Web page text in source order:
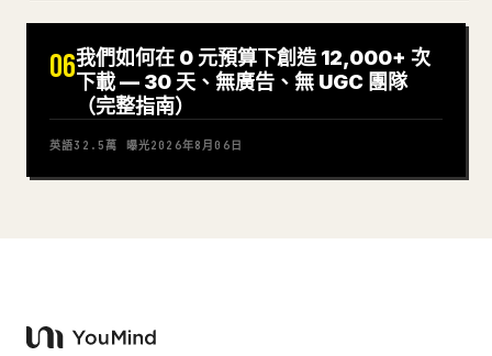
06我們如何在 0 元預算下創造 12,000+ 次
下載 — 30 天、無廣告、無 UGC 團隊
（完整指南）
英語32.5萬 曝光2026年8月06日